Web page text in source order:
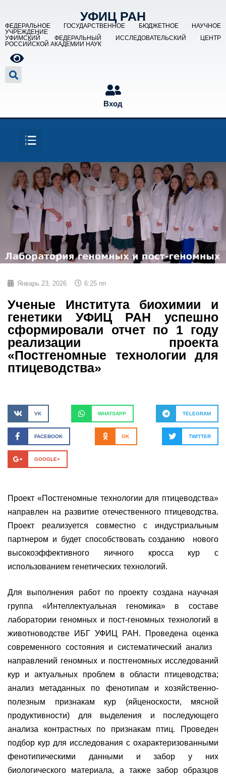
УФИЦ РАН
ФЕДЕРАЛЬНОЕ ГОСУДАРСТВЕННОЕ БЮДЖЕТНОЕ НАУЧНОЕ
УЧРЕЖДЕНИЕ
УФИМСКИЙ ФЕДЕРАЛЬНЫЙ ИССЛЕДОВАТЕЛЬСКИЙ ЦЕНТР
РОССИЙСКОЙ АКАДЕМИИ НАУК
Вход
Январь 23, 2026 6:25 пп
Ученые Института биохимии и
генетики УФИЦ РАН успешно
сформировали отчет по 1 году
реализации проекта
«Постгеномные технологии для
птицеводства»
VK WHATSAPP TELEGRAM
FACEBOOK OK TWITTER
GOOGLE+
Проект «Постгеномные технологии для птицеводства»
направлен на развитие отечественного птицеводства.
Проект реализуется совместно с индустриальным
партнером и будет способствовать созданию нового
высокоэффективного яичного кросса кур с
использованием генетических технологий.
Для выполнения работ по проекту создана научная
группа «Интеллектуальная геномика» в составе
лаборатории геномных и пост-геномных технологий в
животноводстве ИБГ УФИЦ РАН. Проведена оценка
современного состояния и систематический анализ
направлений геномных и постгеномных исследований
кур и актуальных проблем в области птицеводства;
анализ метаданных по фенотипам и хозяйственно-
полезным признакам кур (яйценоскости, мясной
продуктивности) для выделения и последующего
анализа контрастных по признакам птиц. Проведен
подбор кур для исследования с охарактеризованными
фенотипическими данными и забор у них
биологического материала, а также забор образцов